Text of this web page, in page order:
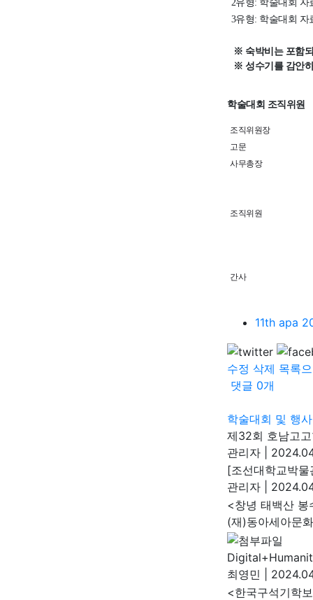
2유형: 학술대회 자
3유형: 학술대회 자
※ 숙박비는 포함
※ 성수기를 감안
학술대회 조직위원
조직위원장
고문
사무총장
조직위원
간사
11th apa
수정 삭제 목록
댓글 0개
학술대회 및 행사
제32회 호남고
관리자
[조선대학교박
관리자
<창녕 태백산
(재)동아세아문
최영민
<한국구석기학